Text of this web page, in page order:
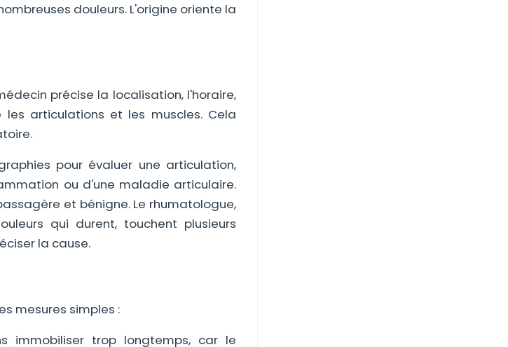
douleurs. L'origine oriente la
précise la localisation, l'horaire,
articulations et les muscles. Cela
pour évaluer une articulation,
ou d'une maladie articulaire.
et bénigne. Le rhumatologue,
qui durent, touchent plusieurs
la cause.
mesures simples :
immobiliser trop longtemps, car le